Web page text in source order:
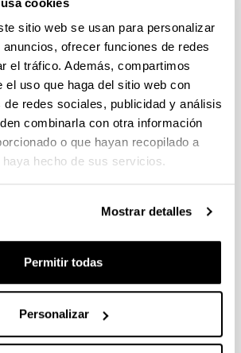
sitio web se usan para personalizar
ofrecer funciones de redes
el tráfico. Además, compartimos
el uso que haga del sitio web con
de redes sociales, publicidad y análisis
combinarla con otra información
o que hayan recopilado a
hecho de sus servicios.
Mostrar detalles
Permitir todas
Personalizar
cerrado (Fecha de fin del plazo de
de solicitudes finaliza el 29/04/2026.
EHU: 27/04/2026- 12:00 am (Ver resumen))
Empresa-Sociedad 2026
cerrado: 20/04/2026 - 12/05/2026 13:00
convocatoria
...Páginas intermedias Use TAB para
Página
6 Página
7 Página
8 ...Páginas intermedias
Página
95